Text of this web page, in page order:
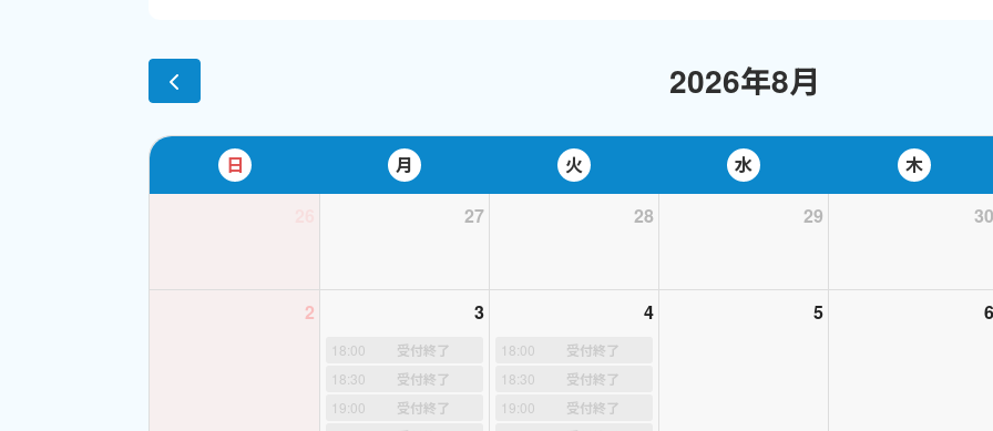
英検チャンネルのご案内
∴∵∴ ୨୧ ∴∵∴ ୨୧ ∴∵∴ ୨୧ ∴∵∴
ꔛ ご予約・キャンセル ꔛ ୨୧ⓑⓞⓞⓚⓘⓝⓖ୨୧
2026年8月
日 月 火 水
木
27 28 29 30
2 3
18:00 受付終了
18:30 受付終了
19:00 受付終了
4
18:00 受付終了
18:30 受付終了
19:00 受付終了
5 6